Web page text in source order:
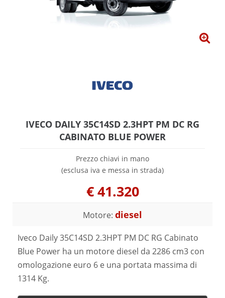
IVECO DAILY 35C14SD 2.3HPT PM DC RG
CABINATO BLUE POWER
Prezzo chiavi in mano
(esclusa iva e messa in strada)
€41.320
Motore: diesel
Iveco Daily 35C14SD 2.3HPT PM DC RG Cabinato
Blue Power ha un motore diesel da 2286 cm3 con
omologazione euro 6 e una portata massima di
1314 Kg.